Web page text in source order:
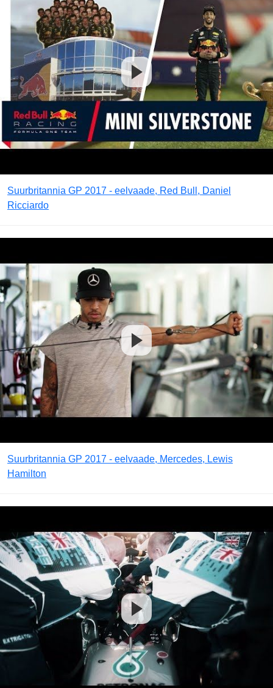
Suurbritannia GP 2017 - eelvaade, Red Bull, Daniel
Ricciardo
Suurbritannia GP 2017 - eelvaade, Mercedes, Lewis
Hamilton